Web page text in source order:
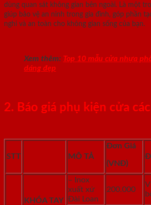
dùng quan sát không gian bên ngoài. Là một
giúp bảo vệ an ninh trong gia đình, góp phần
nghi và an toàn cho không gian sống của bạn.
Xem thêm: Top 10 mẫu cửa nhựa
dáng đẹp
2. Báo giá phụ kiện cửa
STT MÔ TẢ
Đơn Giá
(VNĐ)
KHÓA TAY
– Inox
xuất xứ
Đài Loan
200.000